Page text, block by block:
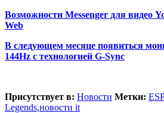
Возможности Messenger для видео
Web
В следующем месяце появиться
144Hz с технологией G-Sync
Присутствует в: Новости Метки:
Legends,новости it